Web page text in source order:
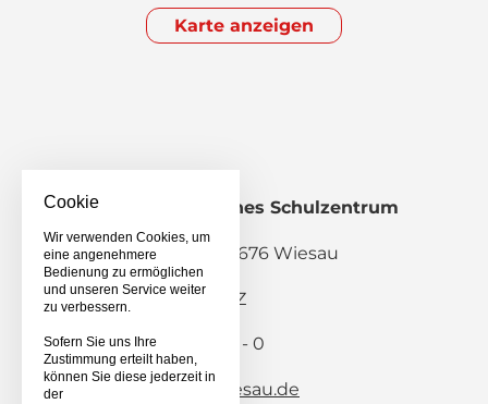
Karte anzeigen
Staatliches Berufliches Schulzentrum
Wiesau
Pestalozzistraße 2, 95676 Wiesau
Schulanmeldung BSZ
Telefon: 09634 / 9203 - 0
Telefax: 09634 / 8282
E-Mail:
info(at)bsz-wiesau.de
Cookie
Wir verwenden Cookies, um
eine angenehmere
Bedienung zu ermöglichen
und unseren Service weiter
zu verbessern.
Sofern Sie uns Ihre
Zustimmung erteilt haben,
können Sie diese jederzeit in
der